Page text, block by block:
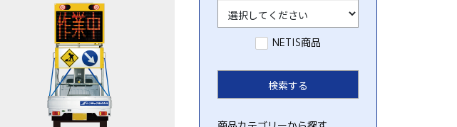
NETIS商品